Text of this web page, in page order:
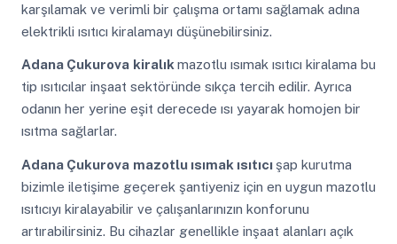
karşılamak ve verimli bir çalışma ortamı sağlamak adına
elektrikli ısıtıcı kiralamayı düşünebilirsiniz.
Adana Çukurova kiralık mazotlu ısımak ısıtıcı kiralama bu
tip ısıtıcılar inşaat sektöründe sıkça tercih edilir. Ayrıca
odanın her yerine eşit derecede ısı yayarak homojen bir
ısıtma sağlarlar.
Adana Çukurova mazotlu ısımak ısıtıcı şap kurutma
bizimle iletişime geçerek şantiyeniz için en uygun mazotlu
ısıtıcıyı kiralayabilir ve çalışanlarınızın konforunu
artırabilirsiniz. Bu cihazlar genellikle inşaat alanları açık